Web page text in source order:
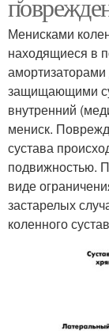
Менисками
находящиеся в
защищающими
внутренний
мениск.
сустава
подвижностью.
виде
застарелых
коленного